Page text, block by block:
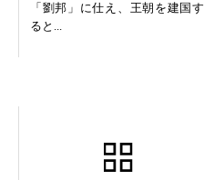
「劉邦」に仕え、王朝を建国す
ると...